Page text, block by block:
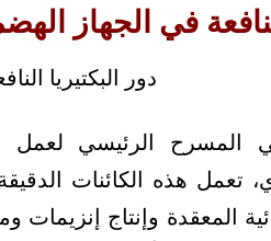
في الجهاز
المسرح الرئيسي لعمل
تعمل هذه الكائنات
المعقدة وإنتاج